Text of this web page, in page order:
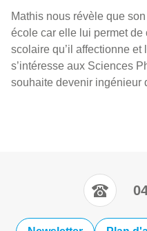
Mathis nous révèle que
école car elle lui permet
scolaire qu’il affectionne
s’intéresse aux Sciences
souhaite devenir ingénieur